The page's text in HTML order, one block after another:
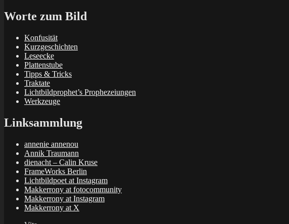
Worte zum Bild
Konfusität
Kurzgeschichten
Leseecke
Plattenstube
Tipps & Tricks
Traktate
Lichtbildprophet’s Prophezeiungen
Werkzeuge
Linksammlung
annenie annenou
Annik Traumann
dienacht – Calin Kruse
FrameWorks Berlin
Lichtbildpoet at Instagram
Makkerrony at fotocommunity
Makkerrony at Instagram
Makkerrony at X